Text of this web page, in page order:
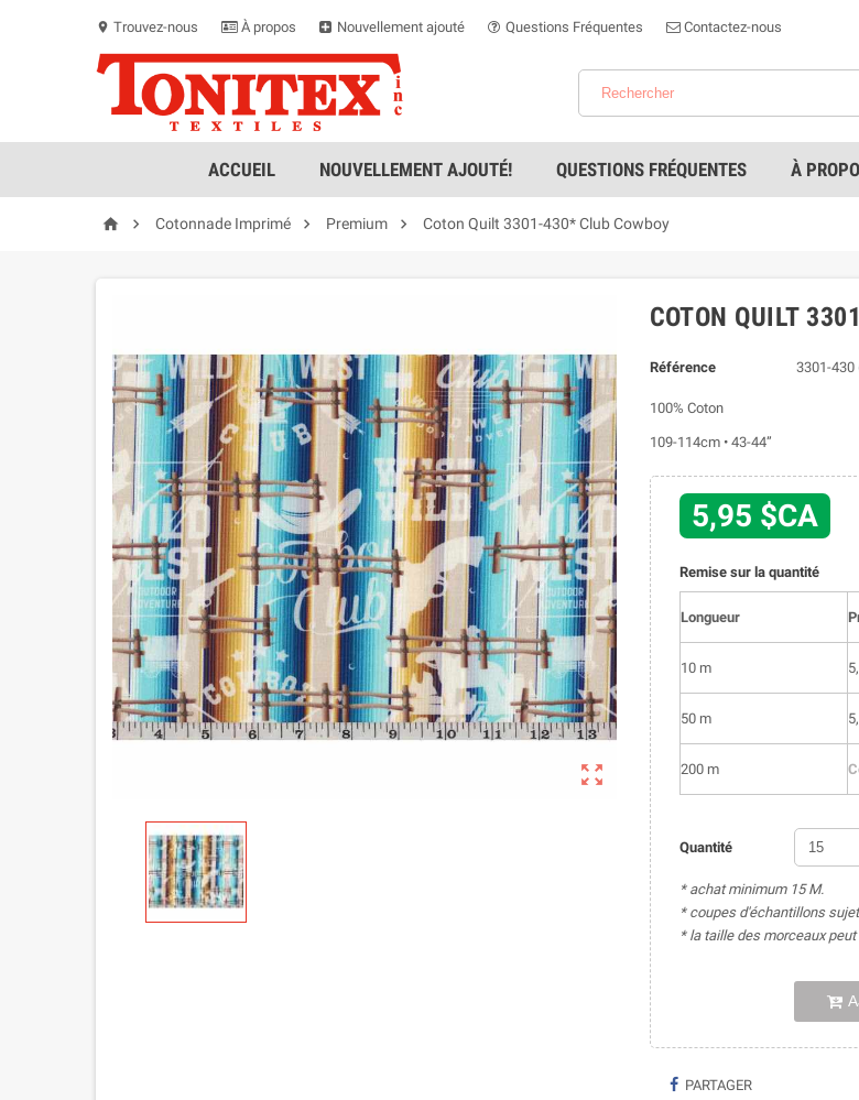
location_on Trouvez-nous À propos Nouvellement ajouté Questions Fréquentes Contactez-nous
ACCUEIL NOUVELLEMENT AJOUTÉ! QUESTIONS FRÉQUENTES À
  Cotonnade Imprimé  Premium  Coton Quilt 3301-430* Club Cowboy

COTON QUILT
Référence 3301-430
100% Coton
109-114cm • 43-44”
5,95 $CA
Remise sur la quantité
Longueur
10 m
50 m
200 m
Quantité
* achat minimum 15 M.
* coupes d'échantillons
* la taille des morceaux
PARTAGER